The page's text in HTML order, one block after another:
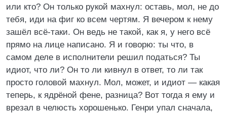
или кто? Он только рукой махнул: оставь, мол, не до
тебя, иди на фиг ко всем чертям. Я вечером к нему
зашёл всё-таки. Он ведь не такой, как я, у него всё
прямо на лице написано. Я и говорю: ты что, в
самом деле в исполнители решил податься? Ты
идиот, что ли? Он то ли кивнул в ответ, то ли так
просто головой махнул. Мол, может, и идиот — какая
теперь, к ядрёной фене, разница? Вот тогда я ему и
врезал в челюсть хорошенько. Генри упал сначала,